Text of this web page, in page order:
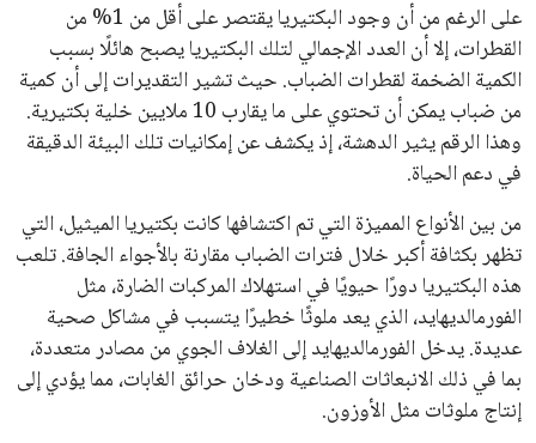
على الرغم من أن وجود البكتيريا يقتصر على أقل من 1% من
القطرات، إلا أن العدد الإجمالي لتلك البكتيريا يصبح هائلًا بسبب
الكمية الضخمة لقطرات الضباب. حيث تشير التقديرات إلى أن كمية
من ضباب يمكن أن تحتوي على ما يقارب 10 ملايين خلية بكتيرية.
وهذا الرقم يثير الدهشة، إذ يكشف عن إمكانيات تلك البيئة الدقيقة
في دعم الحياة.
من بين الأنواع المميزة التي تم اكتشافها كانت بكتيريا الميثيل، التي
تظهر بكثافة أكبر خلال فترات الضباب مقارنة بالأجواء الجافة. تلعب
هذه البكتيريا دورًا حيويًا في استهلاك المركبات الضارة، مثل
الفورمالديهايد، الذي يعد ملوثًا خطيرًا يتسبب في مشاكل صحية
عديدة. يدخل الفورمالديهايد إلى الغلاف الجوي من مصادر متعددة،
بما في ذلك الانبعاثات الصناعية ودخان حرائق الغابات، مما يؤدي إلى
إنتاج ملوثات مثل الأوزون.